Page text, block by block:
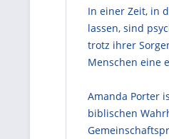
In einer Zeit, in
lassen, sind
trotz ihrer
Menschen eine
Amanda Porter
biblischen